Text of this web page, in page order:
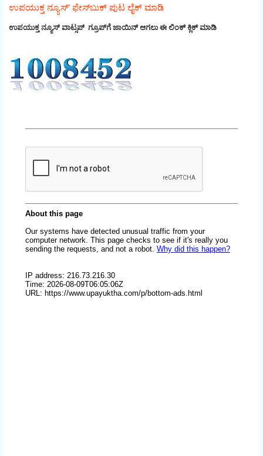
ಉಪಯುಕ್ತ ನ್ಯೂಸ್‌’ ಫೇಸ್‌ಬುಕ್ ಪುಟ ಲೈಕ್ ಮಾಡಿ
ಉಪಯುಕ್ತ ನ್ಯೂಸ್‌ ವಾಟ್ಸಪ್‌ ಗ್ರೂಪ್‌ಗೆ ಜಾಯಿನ್ ಆಗಲು ಈ ಲಿಂಕ್ ಕ್ಲಿಕ್ ಮಾಡಿ